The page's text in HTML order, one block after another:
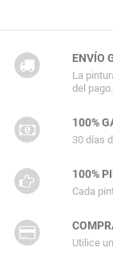
ENVÍO
La
del pago.
100%
30 días
100%
Cada
Utilice